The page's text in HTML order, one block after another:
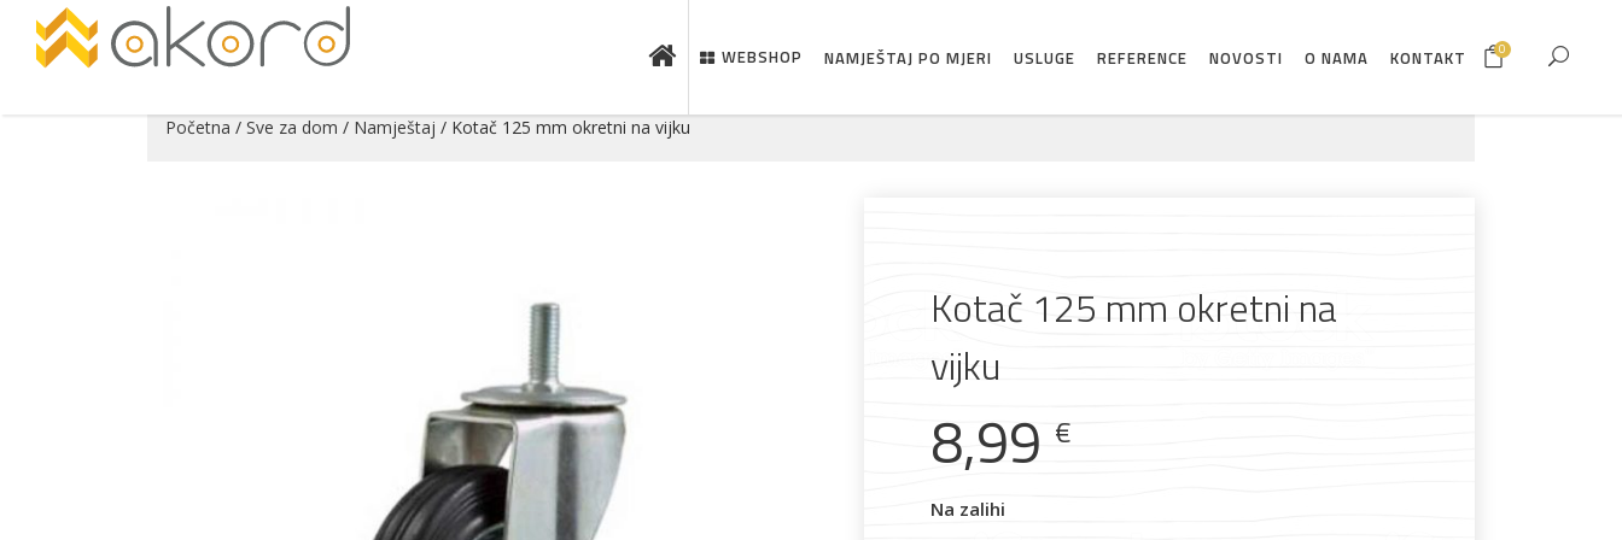
Pogledajte što je novo u ponudi
WEBSHOP NAMJEŠTAJ PO MJERI USLUGE REFERENCE NOVOSTI O NAMA KONTAKT 0
Početna / Sve za dom / Namještaj / Kotač 125 mm okretni na vijku
Kotač 125 mm okretni na
vijku
8,99 €
Na zalihi